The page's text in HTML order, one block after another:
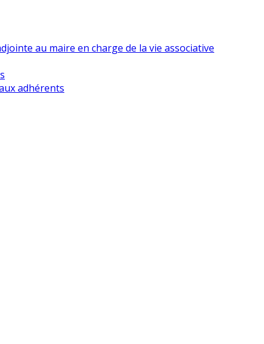
au maire en charge de la vie associative
adhérents